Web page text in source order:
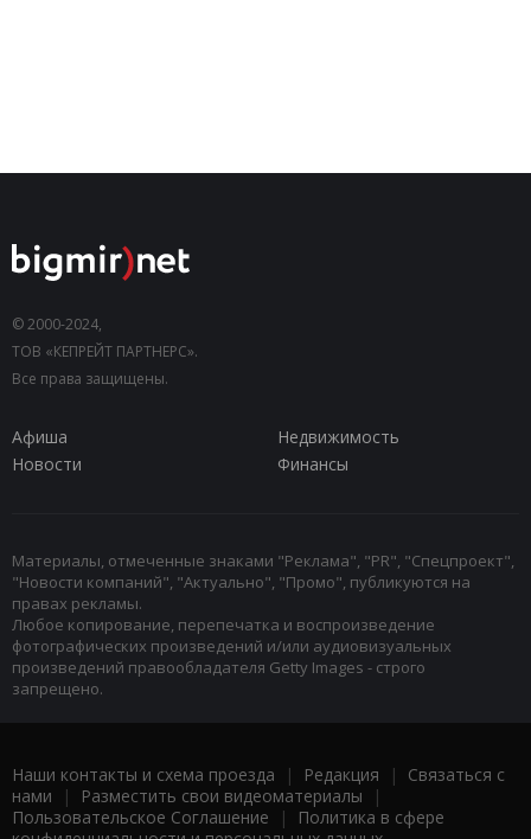
© 2000-2024,
ТОВ «КЕПРЕЙТ ПАРТНЕРС».
Все права защищены.
Афиша
Недвижимость
Новости
Финансы
Материалы, отмеченные знаками "Реклама", "PR", "Спецпроект",
"Новости компаний", "Актуально", "Промо", публикуются на
правах рекламы.
Любое копирование, перепечатка и воспроизведение
фотографических произведений и/или аудиовизуальных
произведений правообладателя Getty Images - строго
запрещено.
Наши контакты и схема проезда | Редакция | Связаться с
нами | Разместить свои видеоматериалы |
Пользовательское Соглашение |
Политика в сфере